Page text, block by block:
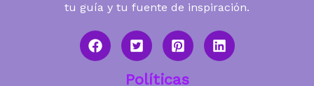
tu guía y tu fuente de inspiración.
Políticas